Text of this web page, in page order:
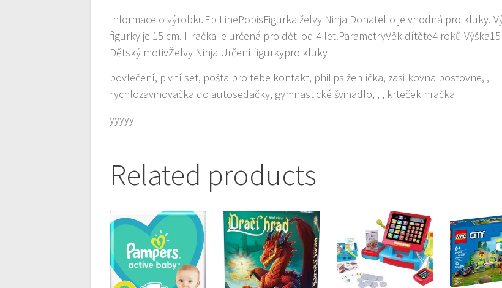
Informace o výrobkuEp LinePopisFigurka želvy Ninja Donatello je vhodná pro kluky.
figurky je 15 cm. Hračka je určená pro děti od 4 let.ParametryVěk dítěte4 roků
Dětský motivŽelvy Ninja Určení figurkypro kluky
povlečení, pivní set, pošta pro tebe kontakt, philips žehlička, zasilkovna postovne, ,
rychlozavinovačka do autosedačky, gymnastické švihadlo, , , krteček hračka
yyyyy
Related products